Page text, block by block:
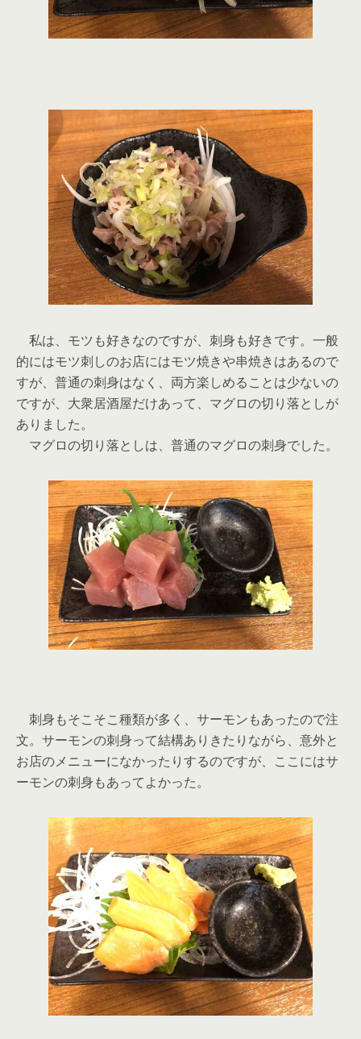
私は、モツも好きなのですが、刺身も好きです。一般
的にはモツ刺しのお店にはモツ焼きや串焼きはあるので
すが、普通の刺身はなく、両方楽しめることは少ないの
ですが、大衆居酒屋だけあって、マグロの切り落としが
ありました。
マグロの切り落としは、普通のマグロの刺身でした。
刺身もそこそこ種類が多く、サーモンもあったので注
文。サーモンの刺身って結構ありきたりながら、意外と
お店のメニューになかったりするのですが、ここにはサ
ーモンの刺身もあってよかった。